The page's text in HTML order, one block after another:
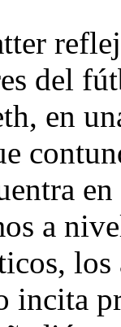
del
en
a
los
incita